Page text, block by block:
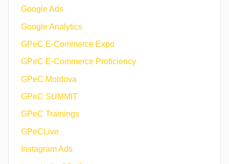
Google Ads
Google Analytics
GPeC E-Commerce Expo
GPeC E-Commerce Proficiency
GPeC Moldova
GPeC SUMMIT
GPeC Trainings
GPeCLive
Instagram Ads